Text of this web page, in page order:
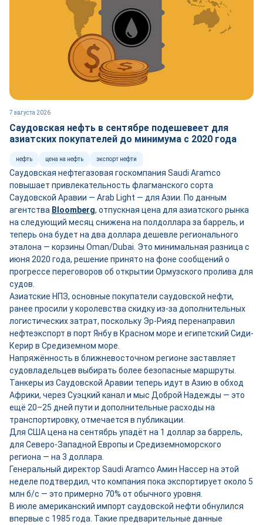
7 августа 2026
Саудовская нефть в сентябре подешевеет для
азиатских покупателей до минимума с 2020 года
нефть цена на нефть экспорт нефти
Саудовская нефтегазовая госкомпания Saudi Aramco
повышает привлекательность флагманского сорта
Саудовской Аравии — Arab Light — для Азии. По данным
агентства Bloomberg, отпускная цена для азиатского рынка
на следующий месяц снижена на полдоллара за баррель, и
теперь она будет на два доллара дешевле регионального
эталона — корзины Oman/Dubai. Это минимальная разница с
июня 2020 года, решение принято на фоне сообщений о
прогрессе переговоров об открытии Ормузского пролива для
судов.
Азиатские НПЗ, основные покупатели саудовской нефти,
ранее просили у королевства скидку из-за дополнительных
логистических затрат, поскольку Эр-Рияд перенаправил
нефтеэкспорт в порт Янбу в Красном море и египетский Сиди-
Керир в Средиземном море.
Напряжённость в ближневосточном регионе заставляет
судовладельцев выбирать более безопасные маршруты.
Танкеры из Саудовской Аравии теперь идут в Азию в обход
Африки, через Суэцкий канал и мыс Доброй Надежды — это
ещё 20–25 дней пути и дополнительные расходы на
транспортировку, отмечается в публикации.
Для США цена на сентябрь упадёт на 1 доллар за баррель,
для Северо-Западной Европы и Средиземноморского
региона — на 3 доллара.
Генеральный директор Saudi Aramco Амин Нассер на этой
неделе подтвердил, что компания пока экспортирует около 5
млн б/с — это примерно 70% от обычного уровня.
В июле американский импорт саудовской нефти обнулился
впервые с 1985 года. Такие предварительные данные